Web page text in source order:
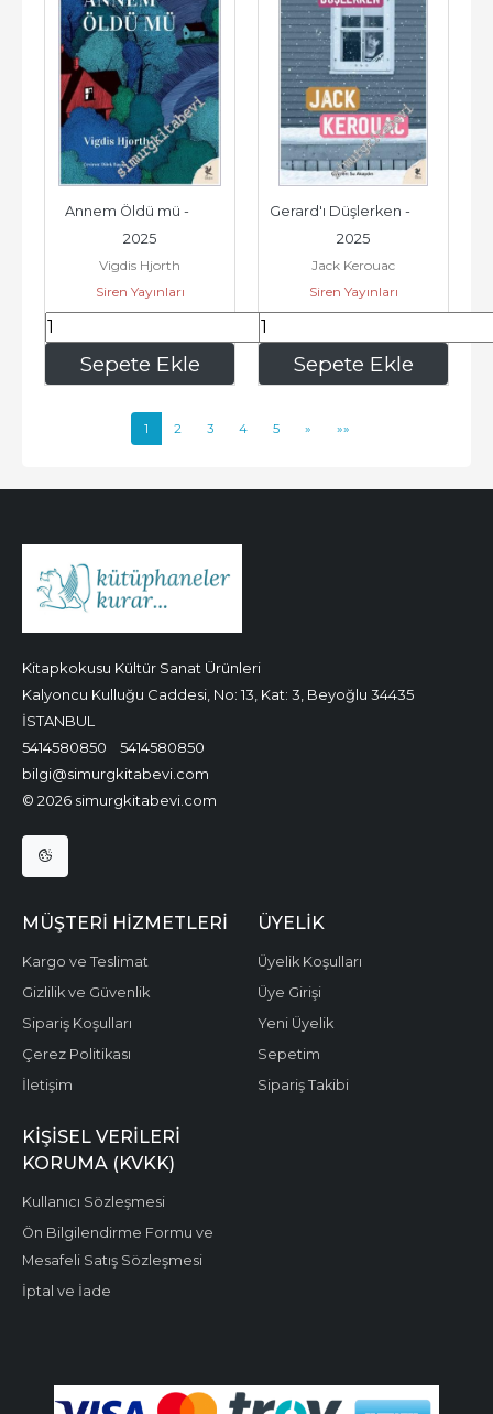
Sepete Ekle
Annem Öldü mü -
2025
Vigdis Hjorth
Siren Yayınları
330,00 Sepete Ekle
Gerard'ı Düşlerken -
2025
Jack Kerouac
Siren Yayınları
150,00
1 2 3 4 5 » »»
Kitapkokusu Kültür Sanat Ürünleri
Kalyoncu Kulluğu Caddesi, No: 13, Kat: 3, Beyoğlu 34435
İSTANBUL
5414580850
5414580850
bilgi@simurgkitabevi.com
© 2026 simurgkitabevi.com
MÜŞTERI HIZMETLERI
Kargo ve Teslimat
Gizlilik ve Güvenlik
Sipariş Koşulları
Çerez Politikası
İletişim
ÜYELIK
Üyelik Koşulları
Üye Girişi
Yeni Üyelik
Sepetim
Sipariş Takibi
KIŞISEL VERILERI
KORUMA (KVKK)
Kullanıcı Sözleşmesi
Ön Bilgilendirme Formu ve
Mesafeli Satış Sözleşmesi
İptal ve İade